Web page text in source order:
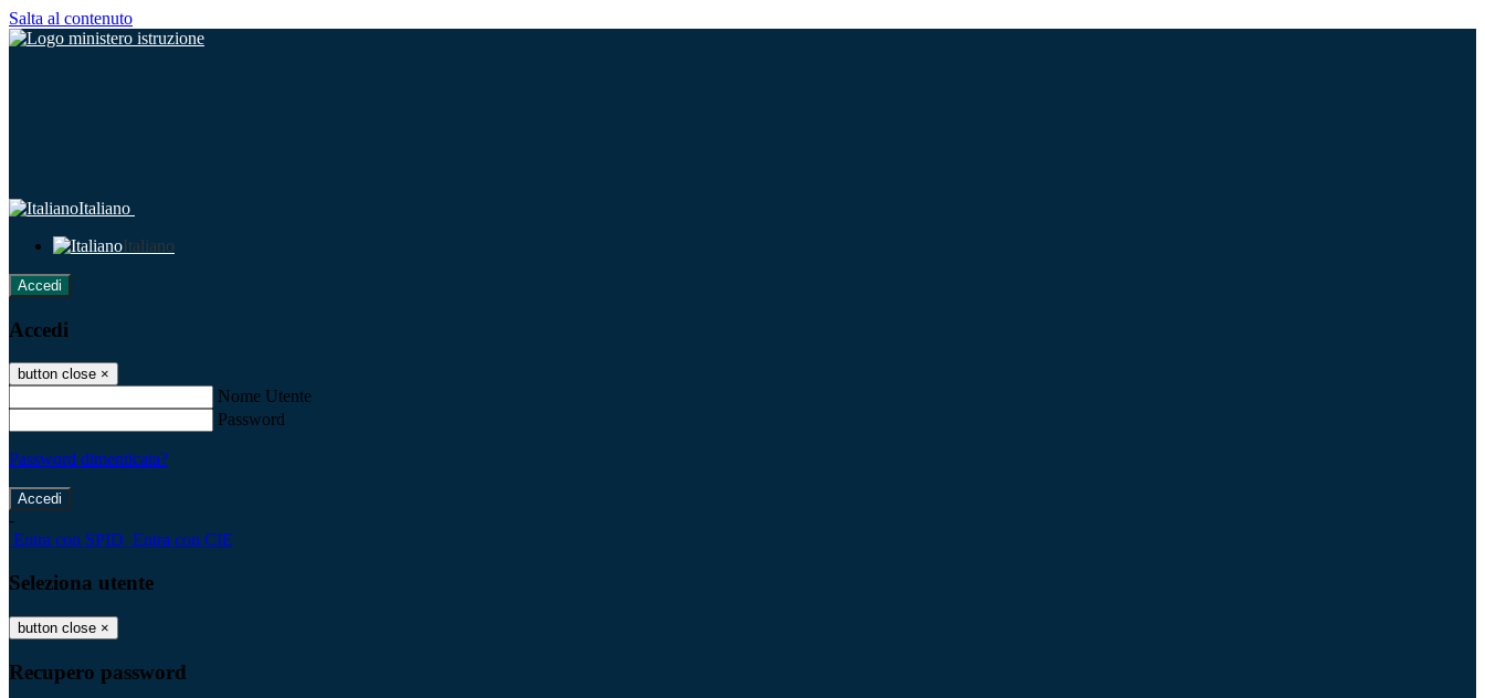
Salta al contenuto
Italiano
Italiano
Accedi
Accedi
button close ×
Nome Utente
Password
Password dimenticata?
-
Entra con SPID Entra con CIE
Seleziona utente
button close ×
Recupero password